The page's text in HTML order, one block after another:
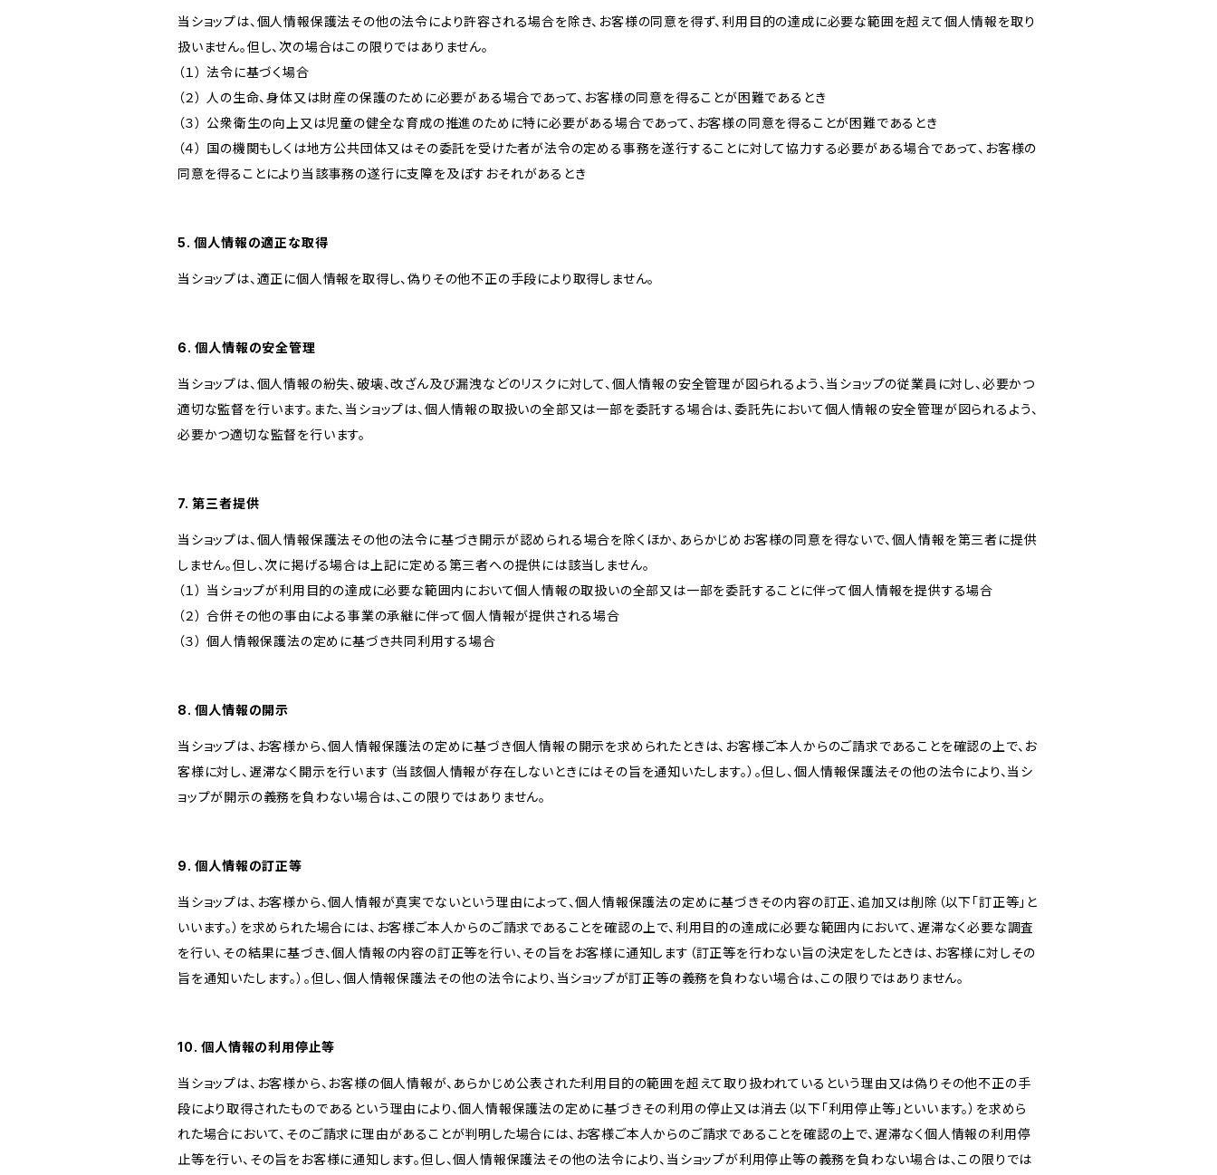
当ショップは、個人情報保護法その他の法令により許容される場合を除き、お客様の同意を得ず、利用目的の達成に必要な範囲を超えて個人情報を取り
扱いません。但し、次の場合はこの限りではありません。
（１） 法令に基づく場合
（２） 人の生命、身体又は財産の保護のために必要がある場合であって、お客様の同意を得ることが困難であるとき
（３） 公衆衛生の向上又は児童の健全な育成の推進のために特に必要がある場合であって、お客様の同意を得ることが困難であるとき
（４） 国の機関もしくは地方公共団体又はその委託を受けた者が法令の定める事務を遂行することに対して協力する必要がある場合であって、お客様の
同意を得ることにより当該事務の遂行に支障を及ぼすおそれがあるとき
5. 個人情報の適正な取得
当ショップは、適正に個人情報を取得し、偽りその他不正の手段により取得しません。
6. 個人情報の安全管理
当ショップは、個人情報の紛失、破壊、改ざん及び漏洩などのリスクに対して、個人情報の安全管理が図られるよう、当ショップの従業員に対し、必要かつ
適切な監督を行います。また、当ショップは、個人情報の取扱いの全部又は一部を委託する場合は、委託先において個人情報の安全管理が図られるよう、
必要かつ適切な監督を行います。
7. 第三者提供
当ショップは、個人情報保護法その他の法令に基づき開示が認められる場合を除くほか、あらかじめお客様の同意を得ないで、個人情報を第三者に提供
しません。但し、次に掲げる場合は上記に定める第三者への提供には該当しません。
（１） 当ショップが利用目的の達成に必要な範囲内において個人情報の取扱いの全部又は一部を委託することに伴って個人情報を提供する場合
（２） 合併その他の事由による事業の承継に伴って個人情報が提供される場合
（３） 個人情報保護法の定めに基づき共同利用する場合
8. 個人情報の開示
当ショップは、お客様から、個人情報保護法の定めに基づき個人情報の開示を求められたときは、お客様ご本人からのご請求であることを確認の上で、お
客様に対し、遅滞なく開示を行います（当該個人情報が存在しないときにはその旨を通知いたします。）。但し、個人情報保護法その他の法令により、当シ
ョップが開示の義務を負わない場合は、この限りではありません。
9. 個人情報の訂正等
当ショップは、お客様から、個人情報が真実でないという理由によって、個人情報保護法の定めに基づきその内容の訂正、追加又は削除（以下「訂正等」と
いいます。）を求められた場合には、お客様ご本人からのご請求であることを確認の上で、利用目的の達成に必要な範囲内において、遅滞なく必要な調査
を行い、その結果に基づき、個人情報の内容の訂正等を行い、その旨をお客様に通知します（訂正等を行わない旨の決定をしたときは、お客様に対しその
旨を通知いたします。）。但し、個人情報保護法その他の法令により、当ショップが訂正等の義務を負わない場合は、この限りではありません。
10. 個人情報の利用停止等
当ショップは、お客様から、お客様の個人情報が、あらかじめ公表された利用目的の範囲を超えて取り扱われているという理由又は偽りその他不正の手
段により取得されたものであるという理由により、個人情報保護法の定めに基づきその利用の停止又は消去（以下「利用停止等」といいます。）を求めら
れた場合において、そのご請求に理由があることが判明した場合には、お客様ご本人からのご請求であることを確認の上で、遅滞なく個人情報の利用停
止等を行い、その旨をお客様に通知します。但し、個人情報保護法その他の法令により、当ショップが利用停止等の義務を負わない場合は、この限りでは